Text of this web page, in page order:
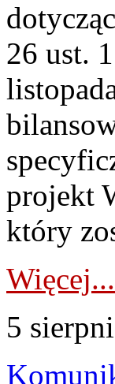
26 ust.
projekt
który
Więcej...
5